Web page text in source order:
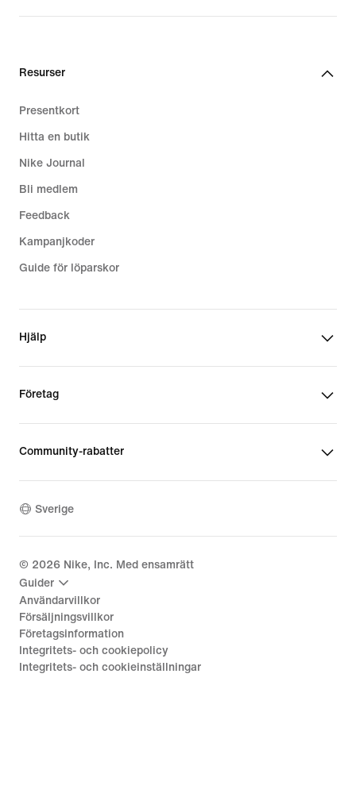
Resurser
Presentkort
Hitta en butik
Nike Journal
Bli medlem
Feedback
Kampanjkoder
Guide för löparskor
Hjälp
Företag
Community-rabatter
Sverige
© 2026 Nike, Inc. Med ensamrätt
Guider
Användarvillkor
Försäljningsvillkor
Företagsinformation
Integritets- och cookiepolicy
Integritets- och cookieinställningar